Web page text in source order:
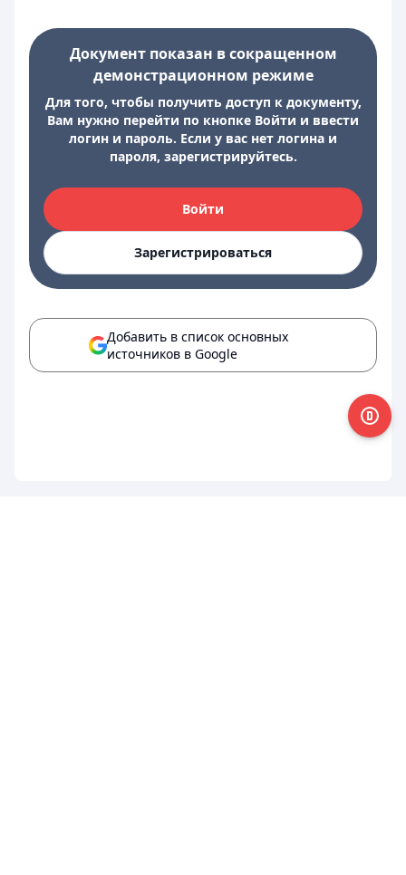
Документ показан в сокращенном
демонстрационном режиме
Для того, чтобы получить доступ к документу,
Вам нужно перейти по кнопке Войти и ввести
логин и пароль. Если у вас нет логина и
пароля, зарегистрируйтесь.
Войти
Зарегистрироваться
Добавить в список основных
источников в Google